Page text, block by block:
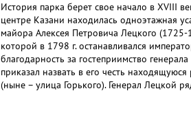
История парка берет свое начало в XVIII
центре Казани находилась одноэтажная
майора Алексея Петровича Лецкого (1725-
которой в 1798 г. останавливался
благодарность за гостеприимство
приказал назвать в его честь
(ныне – улица Горького). Генерал Лецкой